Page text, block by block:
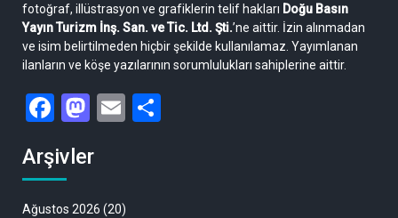
fotoğraf, illüstrasyon ve grafiklerin telif hakları Doğu Basın
Yayın Turizm İnş. San. ve Tic. Ltd. Şti.’ne aittir. İzin alınmadan
ve isim belirtilmeden hiçbir şekilde kullanılamaz. Yayımlanan
ilanların ve köşe yazılarının sorumlulukları sahiplerine aittir.
Facebook
Mastodon
Email
Arşivler
Ağustos 2026 (20)